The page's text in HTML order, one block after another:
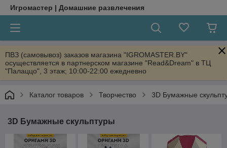
Игромастер | Домашние развлечения
ПВЗ (самовывоз) заказов магазина "IGROMASTER.BY"
осуществляется в партнерском магазине "Read&Dream" в ТЦ
"Палаццо", 3 этаж; 10:00-22:00 ежедневно
Каталог товаров Творчество 3D Бумажные
3D Бумажные скульптуры